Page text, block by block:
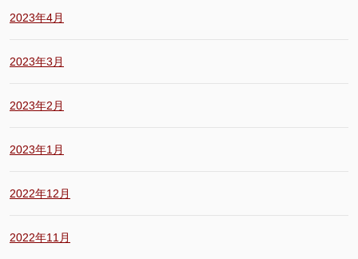
2023年4月
2023年3月
2023年2月
2023年1月
2022年12月
2022年11月